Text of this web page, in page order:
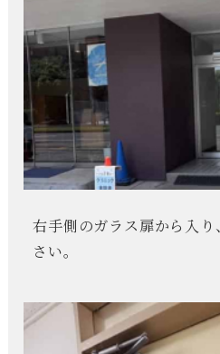
右手側のガラス扉から入
さい。